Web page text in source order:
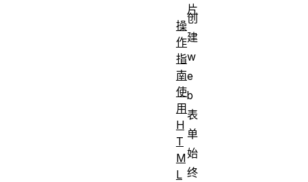
创
建
w
e
b
表
单
始
终
片
操
作
指
南
使
用
H
T
M
L